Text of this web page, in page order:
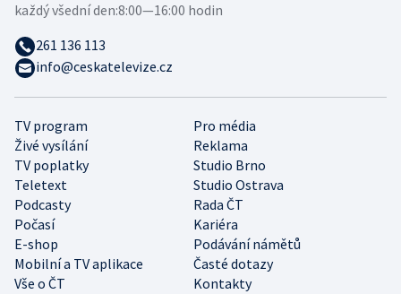
TV program
Pro média
Živé vysílání
Reklama
TV poplatky
Studio Brno
Teletext
Studio Ostrava
Podcasty
Rada ČT
Počasí
Kariéra
E-shop
Podávání námětů
Mobilní a TV aplikace
Časté dotazy
Vše o ČT
Kontakty
každý všední den:8:00—16:00 hodin
261 136 113
info@ceskatelevize.cz